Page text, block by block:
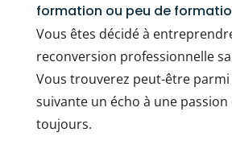
formation ou peu de
Vous êtes décidé à
reconversion professionnelle
Vous trouverez peut-être parmi
suivante un écho à une passion
toujours.